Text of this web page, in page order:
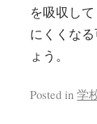
を吸収し
にくくな
ょう。
Posted in 学